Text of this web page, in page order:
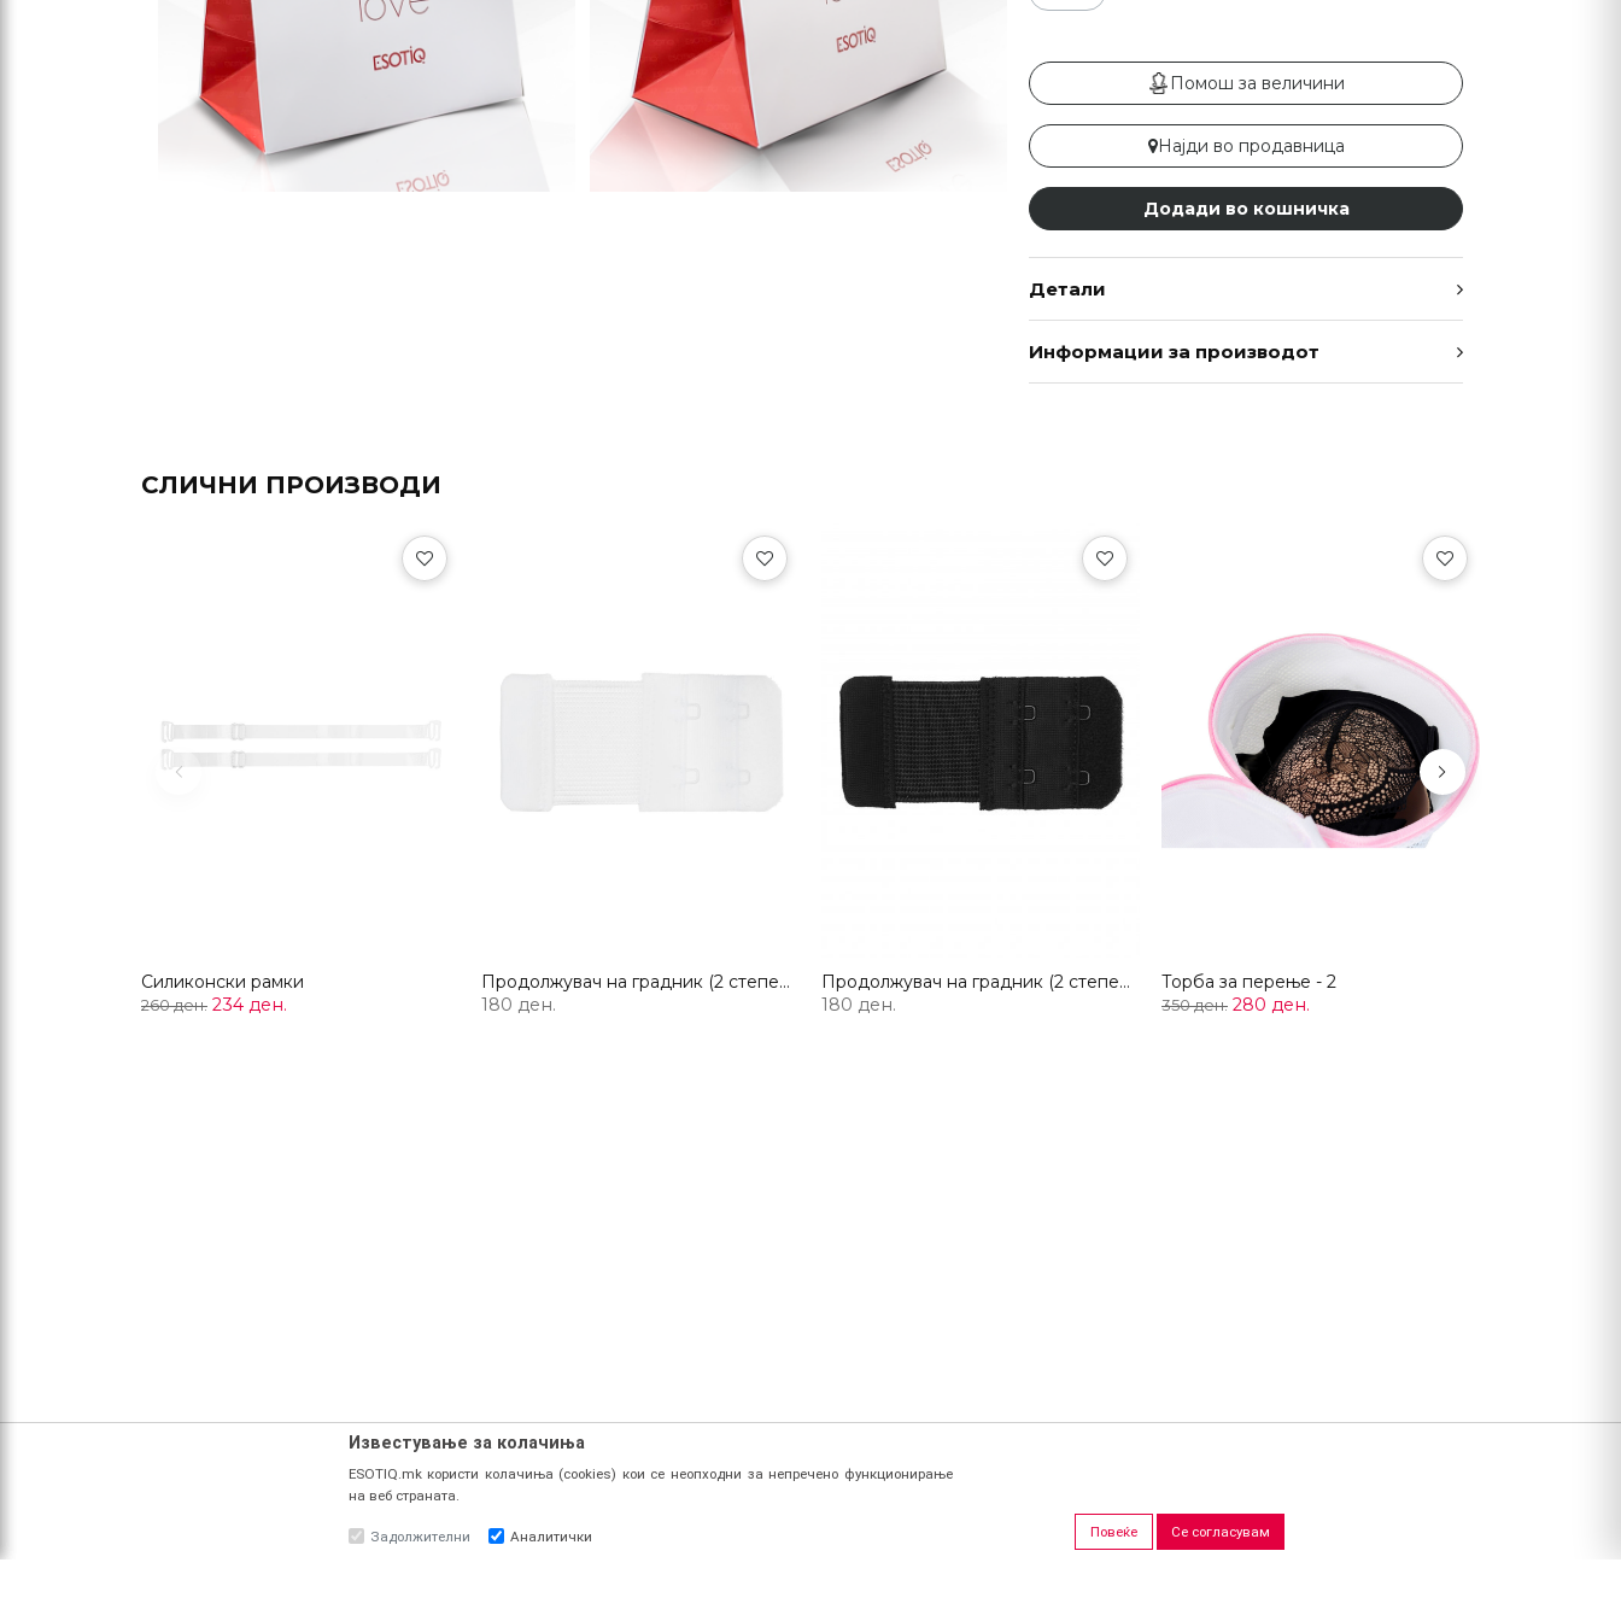
Помош за величини
Најди во продавница
Додади во кошничка
Детали
Информации за производот
СЛИЧНИ ПРОИЗВОДИ
Силиконски рамки
260 ден. 234 ден.
Продолжувач на градник (2 степени)
180 ден.
Продолжувач на градник (2 степени)
180 ден.
Торба за перење - 2
350 ден. 280 ден.
Previous Next
Известување за колачиња
ESOTIQ.mk користи колачиња (cookies) кои се неопходни за непречено функционирање
на веб страната.
Задолжителни Аналитички Повеќе Се согласувам